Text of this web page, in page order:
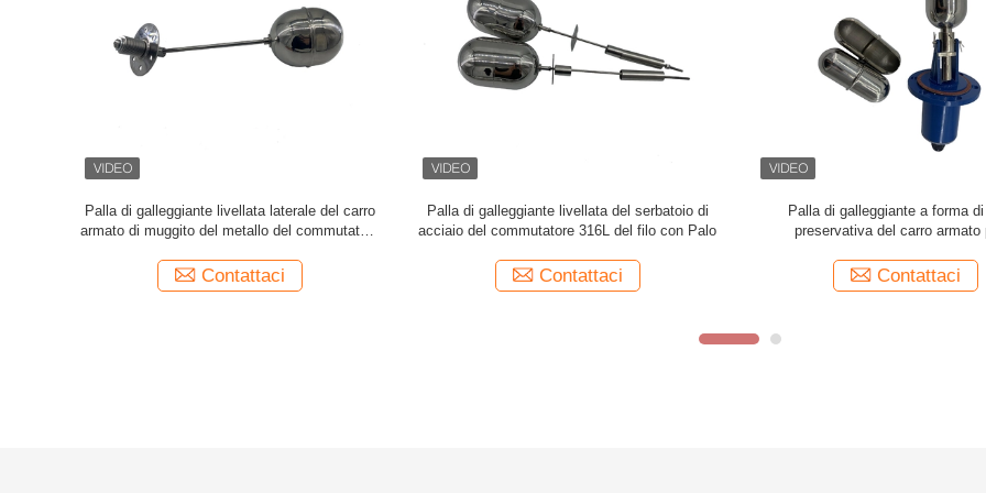
Palla di galleggiante preservativa del carro
armato del sostegno SS304 per il regolatore di
Contattaci
Palla di galleggiante del carro armato di Screw
Head SS304 del regolatore di livello di ASTM
Contattaci
La toilette su misura del sostegno
palla di galleggiante del medium
Contattaci